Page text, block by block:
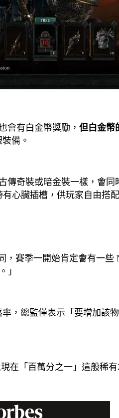
會有白金幣獎勵， 但白金幣
備。
傳奇裝或暗金裝一樣，會同
心臟插槽，供玩家自由搭配
賽季一開始肯定會有一些
」
，總監僅表示「要增加該
在「百萬分之一」這般稀有